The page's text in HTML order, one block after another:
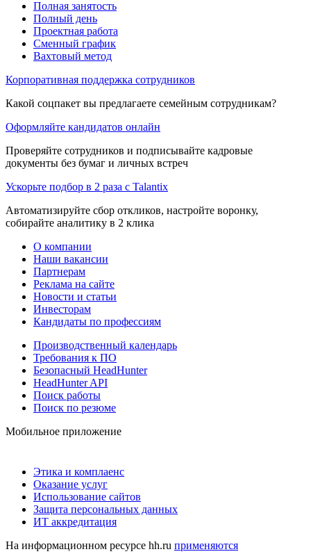
Полная занятость
Полный день
Проектная работа
Сменный график
Вахтовый метод
Корпоративная поддержка сотрудников
Какой соцпакет вы предлагаете семейным сотрудникам?
Оформляйте кандидатов онлайн
Проверяйте сотрудников и подписывайте кадровые
документы без бумаг и личных встреч
Ускорьте подбор в 2 раза с Talantix
Автоматизируйте сбор откликов, настройте воронку,
собирайте аналитику в 2 клика
О компании
Наши вакансии
Партнерам
Реклама на сайте
Новости и статьи
Инвесторам
Кандидаты по профессиям
Производственный календарь
Требования к ПО
Безопасный HeadHunter
HeadHunter API
Поиск работы
Поиск по резюме
Мобильное приложение
Этика и комплаенс
Оказание услуг
Использование сайтов
Защита персональных данных
ИТ аккредитация
На информационном ресурсе hh.ru применяются